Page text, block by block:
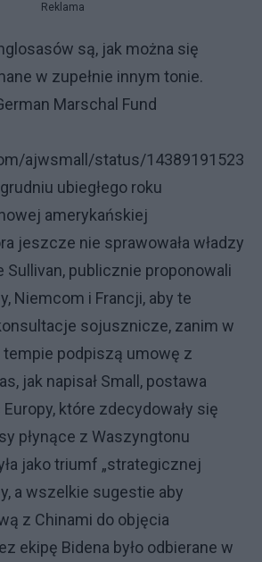
Reklama
są, jak można się
w zupełnie innym tonie.
Marschal Fund
ajwsmall/status/14389191523
ubiegłego roku
amerykańskiej
jeszcze nie sprawowała władzy
Sullivan, publicznie proponowali
Niemcom i Francji, aby te
sojusznicze, zanim w
podpiszą umowę z
jak napisał Small, postawa
które zdecydowały się
płynące z Waszyngtonu
jako triumf „strategicznej
a wszelkie sugestie aby
z Chinami do objęcia
ekipę Bidena było odbierane w